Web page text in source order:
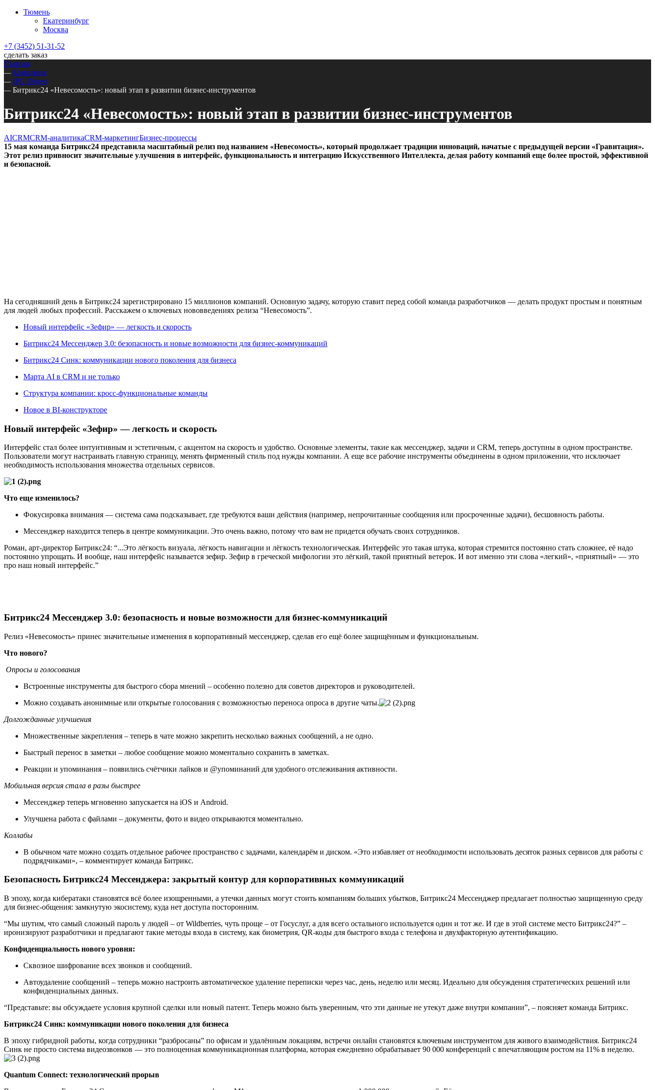
Тюмень
Екатеринбург
Москва
+7 (3452) 51-31-52
сделать заказ
Главная
— Компания
— IPG Digest
— Битрикс24 «Невесомость»: новый этап в развитии бизнес-инструментов
Битрикс24 «Невесомость»: новый этап в развитии бизнес-инструментов
AICRMCRM-аналитикаCRM-маркетингБизнес-процессы
15 мая команда Битрикс24 представила масштабный релиз под названием «Невесомость», который продолжает традиции инноваций, начатые с предыдущей версии «Гравитация».
Этот релиз привносит значительные улучшения в интерфейс, функциональность и интеграцию Искусственного Интеллекта, делая работу компаний еще более простой, эффективной
и безопасной.
На сегодняшний день в Битрикс24 зарегистрировано 15 миллионов компаний. Основную задачу, которую ставит перед собой команда разработчиков — делать продукт простым и понятным
для людей любых профессий. Расскажем о ключевых нововведениях релиза “Невесомость”.
Новый интерфейс «Зефир» — легкость и скорость
Битрикс24 Мессенджер 3.0: безопасность и новые возможности для бизнес-коммуникаций
Битрикс24 Синк: коммуникации нового поколения для бизнеса
Марта AI в CRM и не только
Структура компании: кросс-функциональные команды
Новое в BI-конструкторе
Новый интерфейс «Зефир» — легкость и скорость
Интерфейс стал более интуитивным и эстетичным, с акцентом на скорость и удобство. Основные элементы, такие как мессенджер, задачи и CRM, теперь доступны в одном пространстве.
Пользователи могут настраивать главную страницу, менять фирменный стиль под нужды компании. А еще все рабочие инструменты объединены в одном приложении, что исключает
необходимость использования множества отдельных сервисов.
Что еще изменилось?
Фокусировка внимания — система сама подсказывает, где требуются ваши действия (например, непрочитанные сообщения или просроченные задачи), бесшовность работы.
Мессенджер находится теперь в центре коммуникации. Это очень важно, потому что вам не придется обучать своих сотрудников.
Роман, арт-директор Битрикс24: “...Это лёгкость визуала, лёгкость навигации и лёгкость технологическая. Интерфейс это такая штука, которая стремится постоянно стать сложнее, её надо
постоянно упрощать. И вообще, наш интерфейс называется зефир. Зефир в греческой мифологии это лёгкий, такой приятный ветерок. И вот именно эти слова «легкий», «приятный» — это
про наш новый интерфейс.”
Битрикс24 Мессенджер 3.0: безопасность и новые возможности для бизнес-коммуникаций
Релиз «Невесомость» принес значительные изменения в корпоративный мессенджер, сделав его ещё более защищённым и функциональным.
Что нового?
Опросы и голосования
Встроенные инструменты для быстрого сбора мнений – особенно полезно для советов директоров и руководителей.
Можно создавать анонимные или открытые голосования с возможностью переноса опроса в другие чаты.
Долгожданные улучшения
Множественные закрепления – теперь в чате можно закрепить несколько важных сообщений, а не одно.
Быстрый перенос в заметки – любое сообщение можно моментально сохранить в заметках.
Реакции и упоминания – появились счётчики лайков и @упоминаний для удобного отслеживания активности.
Мобильная версия стала в разы быстрее
Мессенджер теперь мгновенно запускается на iOS и Android.
Улучшена работа с файлами – документы, фото и видео открываются моментально.
Коллабы
В обычном чате можно создать отдельное рабочее пространство с задачами, календарём и диском. «Это избавляет от необходимости использовать десяток разных сервисов для работы с
подрядчиками», – комментирует команда Битрикс.
Безопасность Битрикс24 Мессенджера: закрытый контур для корпоративных коммуникаций
В эпоху, когда кибератаки становятся всё более изощренными, а утечки данных могут стоить компаниям больших убытков, Битрикс24 Мессенджер предлагает полностью защищенную среду
для бизнес-общения: замкнутую экосистему, куда нет доступа посторонним.
“Мы шутим, что самый сложный пароль у людей – от Wildberries, чуть проще – от Госуслуг, а для всего остального используется один и тот же. И где в этой системе место Битрикс24?” –
иронизируют разработчики и предлагают такие методы входа в систему, как биометрия, QR-коды для быстрого входа с телефона и двухфакторную аутентификацию.
Конфиденциальность нового уровня:
Сквозное шифрование всех звонков и сообщений.
Автоудаление сообщений – теперь можно настроить автоматическое удаление переписки через час, день, неделю или месяц. Идеально для обсуждения стратегических решений или
конфиденциальных данных.
“Представьте: вы обсуждаете условия крупной сделки или новый патент. Теперь можно быть уверенным, что эти данные не утекут даже внутри компании”, – поясняет команда Битрикс.
Битрикс24 Синк: коммуникации нового поколения для бизнеса
В эпоху гибридной работы, когда сотрудники “разбросаны” по офисам и удалённым локациям, встречи онлайн становятся ключевым инструментом для живого взаимодействия. Битрикс24
Синк не просто система видеозвонков — это полноценная коммуникационная платформа, которая ежедневно обрабатывает 90 000 конференций с впечатляющим ростом на 11% в неделю.
Quantum Connect: технологический прорыв